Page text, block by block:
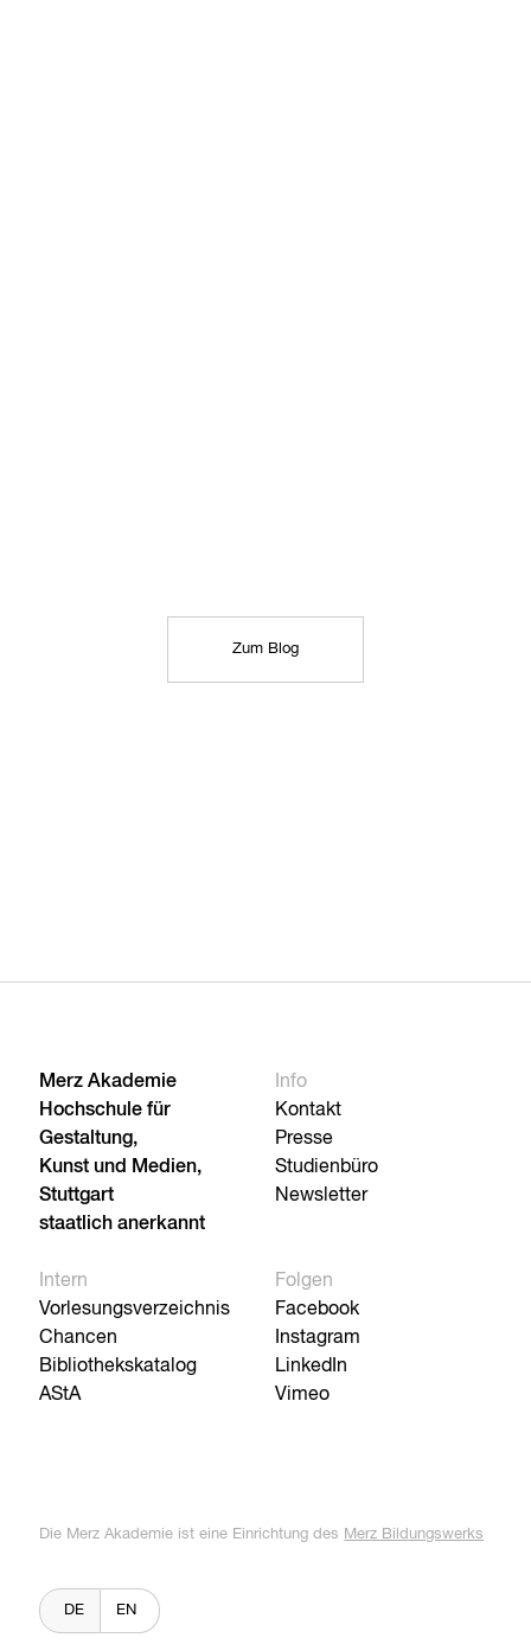
Zum Blog
Merz Akademie
Hochschule für
Gestaltung,
Kunst und Medien,
Stuttgart
staatlich anerkannt
Info
Kontakt
Presse
Studienbüro
Newsletter
Intern
Vorlesungsverzeichnis
Chancen
Bibliothekskatalog
AStA
Folgen
Facebook
Instagram
LinkedIn
Vimeo
Die Merz Akademie ist eine Einrichtung des Merz Bildungswerks
DE EN